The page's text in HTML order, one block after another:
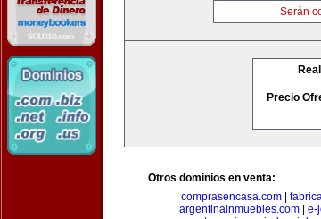
Serán
Precio
Otros dominios en venta:
comprasencasa.com|
argentinainmuebles.com| e-